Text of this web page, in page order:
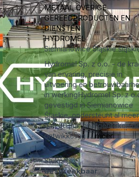
METAAL OVERIGE
GEREEDPRODUCTEN EN
DIENSTEN
HYDROMEL
Siemianowice Śląskie
Hydromel Sp. z o.o. - de
van ervaring, precisie in
uitvoering en
in werkingHydromel Sp. z
gevestigd in Siemianowice
Śląskie, ondersteunt al meer
dan 30 jaar onafgebroken
ontwikkeling ...meer
Stukprijs:
bespreekbaar